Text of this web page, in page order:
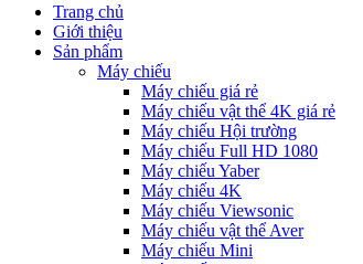
Trang chủ
Giới thiệu
Sản phẩm
Máy chiếu
Máy chiếu giá rẻ
Máy chiếu vật thể 4K giá rẻ
Máy chiếu Hội trường
Máy chiếu Full HD 1080
Máy chiếu Yaber
Máy chiếu 4K
Máy chiếu Viewsonic
Máy chiếu vật thể Aver
Máy chiếu Mini